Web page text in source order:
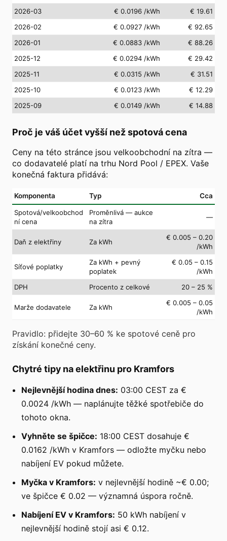
2026-03
€ 0.0196 /kWh
€ 19.61
2026-02
€ 0.0927 /kWh
€ 92.65
2026-01
€ 0.0883 /kWh
€ 88.26
2025-12
€ 0.0294 /kWh
€ 29.42
2025-11
€ 0.0315 /kWh
€ 31.51
2025-10
€ 0.0123 /kWh
€ 12.29
2025-09
€ 0.0149 /kWh € 14.88
Proč je váš účet vyšší než spotová cena
Ceny na této stránce jsou velkoobchodní na zítra —
co dodavatelé platí na trhu Nord Pool / EPEX. Vaše
konečná faktura přidává:
Komponenta Typ Cca
Spotová/velkoobchod
ní cena
Proměnlivá — aukce
na zítra
—
Daň z elektřiny Za kWh
€ 0.005 – 0.20
/kWh
Síťové poplatky
Za kWh + pevný
poplatek
€ 0.05 – 0.15
/kWh
DPH
Procento z celkové 20 – 25 %
Marže dodavatele Za kWh
€ 0.005 – 0.05
/kWh
Pravidlo: přidejte 30–60 % ke spotové ceně pro
získání konečné ceny.
Chytré tipy na elektřinu pro Kramfors
Nejlevnější hodina dnes: 03:00 CEST za €
0.0024 /kWh — naplánujte těžké spotřebiče do
tohoto okna.
Vyhněte se špičce: 18:00 CEST dosahuje €
0.0162 /kWh v Kramfors — odložte myčku nebo
nabíjení EV pokud můžete.
Myčka v Kramfors: v nejlevnější hodině ~€ 0.00;
ve špičce € 0.02 — významná úspora ročně.
Nabíjení EV v Kramfors: 50 kWh nabíjení v
nejlevnější hodině stojí asi € 0.12.